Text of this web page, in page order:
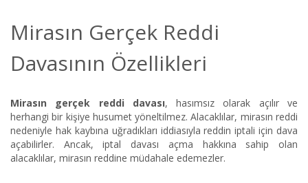
Mirasın Gerçek Reddi
Davasının Özellikleri
Mirasın gerçek reddi davası, hasımsız olarak açılır ve
herhangi bir kişiye husumet yöneltilmez. Alacaklılar, mirasın reddi
nedeniyle hak kaybına uğradıkları iddiasıyla reddin iptali için dava
açabilirler. Ancak, iptal davası açma hakkına sahip olan
alacaklılar, mirasın reddine müdahale edemezler.